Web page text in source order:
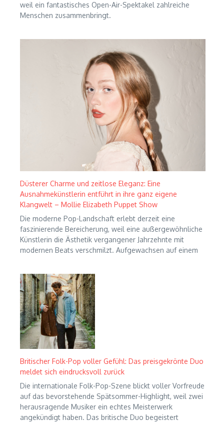
weil ein fantastisches Open-Air-Spektakel zahlreiche
Menschen zusammenbringt.
Düsterer Charme und zeitlose Eleganz: Eine
Ausnahmekünstlerin entführt in ihre ganz eigene
Klangwelt – Mollie Elizabeth Puppet Show
Die moderne Pop-Landschaft erlebt derzeit eine
faszinierende Bereicherung, weil eine außergewöhnliche
Künstlerin die Ästhetik vergangener Jahrzehnte mit
modernen Beats verschmilzt. Aufgewachsen auf einem
Britischer Folk-Pop voller Gefühl: Das preisgekrönte Duo
meldet sich eindrucksvoll zurück
Die internationale Folk-Pop-Szene blickt voller Vorfreude
auf das bevorstehende Spätsommer-Highlight, weil zwei
herausragende Musiker ein echtes Meisterwerk
angekündigt haben. Das britische Duo begeistert